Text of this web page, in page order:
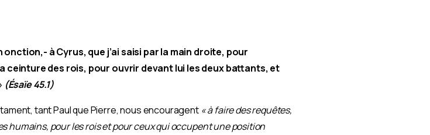
à Cyrus, que j’ai saisi par la main droite, pour
des rois, pour ouvrir devant lui les deux battants, et
(Ésaïe 45.1)
tant Paul que Pierre, nous encouragent « à faire des requêtes,
humains, pour les rois et pour ceux qui occupent une position